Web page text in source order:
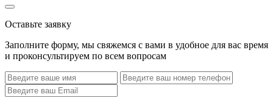
Оставьте заявку
Заполните форму, мы свяжемся с вами в удобное для вас время
и проконсультируем по всем вопросам